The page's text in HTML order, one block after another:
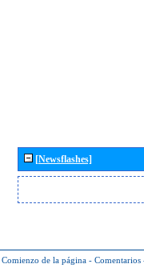
[Newsflashes]
Comienzo de la página - Comentarios